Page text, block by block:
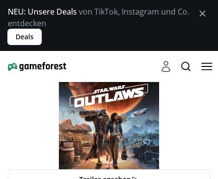
NEU: Unsere Deals von TikTok, Instagram und Co.
entdecken
Deals